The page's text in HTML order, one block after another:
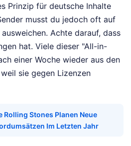
Prinzip für deutsche Inhalte
musst du jedoch oft auf
Achte darauf, dass
hat. Viele dieser "All-in-
einer Woche wieder aus den
sie gegen Lizenzen
Rolling Stones Planen Neue
Im Letzten Jahr